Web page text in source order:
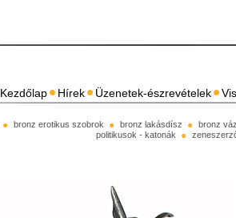
Kezdőlap Hírek Üzenetek-észrevételek
bronz erotikus szobrok bronz lakásdísz bronz
politikusok - katonák